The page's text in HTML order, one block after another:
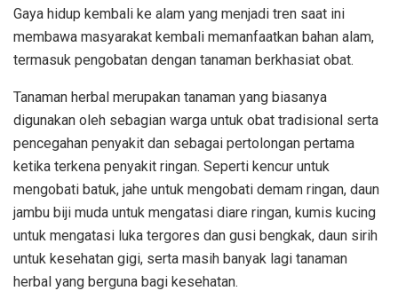
Gaya hidup kembali ke alam yang menjadi tren saat ini
membawa masyarakat kembali memanfaatkan bahan alam,
termasuk pengobatan dengan tanaman berkhasiat obat.
Tanaman herbal merupakan tanaman yang biasanya
digunakan oleh sebagian warga untuk obat tradisional serta
pencegahan penyakit dan sebagai pertolongan pertama
ketika terkena penyakit ringan. Seperti kencur untuk
mengobati batuk, jahe untuk mengobati demam ringan, daun
jambu biji muda untuk mengatasi diare ringan, kumis kucing
untuk mengatasi luka tergores dan gusi bengkak, daun sirih
untuk kesehatan gigi, serta masih banyak lagi tanaman
herbal yang berguna bagi kesehatan.